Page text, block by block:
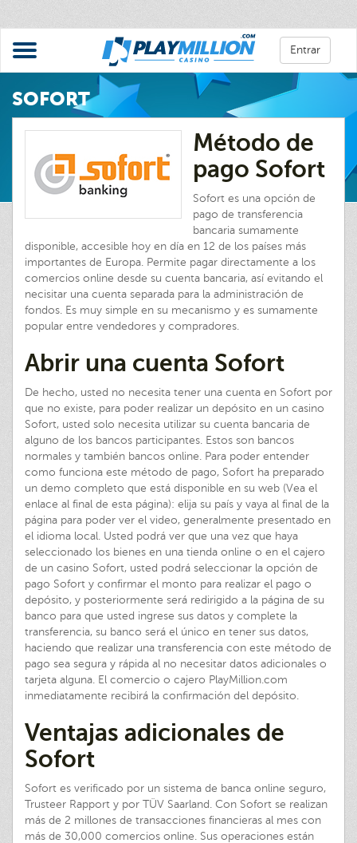
Entrar
SOFORT
Método de
pago Sofort
Sofort es una opción de
pago de transferencia
bancaria sumamente
disponible, accesible hoy en día en 12 de los países más
importantes de Europa. Permite pagar directamente a los
comercios online desde su cuenta bancaria, así evitando el
necisitar una cuenta separada para la administración de
fondos. Es muy simple en su mecanismo y es sumamente
popular entre vendedores y compradores.
Abrir una cuenta Sofort
De hecho, usted no necesita tener una cuenta en Sofort por
que no existe, para poder realizar un depósito en un casino
Sofort, usted solo necesita utilizar su cuenta bancaria de
alguno de los bancos participantes. Estos son bancos
normales y también bancos online. Para poder entender
como funciona este método de pago, Sofort ha preparado
un demo completo que está disponible en su web (Vea el
enlace al final de esta página): elija su país y vaya al final de la
página para poder ver el video, generalmente presentado en
el idioma local. Usted podrá ver que una vez que haya
seleccionado los bienes en una tienda online o en el cajero
de un casino Sofort, usted podrá seleccionar la opción de
pago Sofort y confirmar el monto para realizar el pago o
depósito, y posteriormente será redirigido a la página de su
banco para que usted ingrese sus datos y complete la
transferencia, su banco será el único en tener sus datos,
haciendo que realizar una transferencia con este método de
pago sea segura y rápida al no necesitar datos adicionales o
tarjeta alguna. El comercio o cajero PlayMillion.com
inmediatamente recibirá la confirmación del depósito.
Ventajas adicionales de
Sofort
Sofort es verificado por un sistema de banca online seguro,
Trusteer Rapport y por TÜV Saarland. Con Sofort se realizan
más de 2 millones de transacciones financieras al mes con
más de 30,000 comercios online. Sus operaciones están